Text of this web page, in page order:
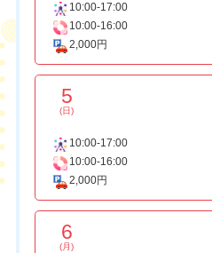
10:00-17:00
10:00-16:00
2,000円
5
(日)
10:00-17:00
10:00-16:00
2,000円
6
(月)